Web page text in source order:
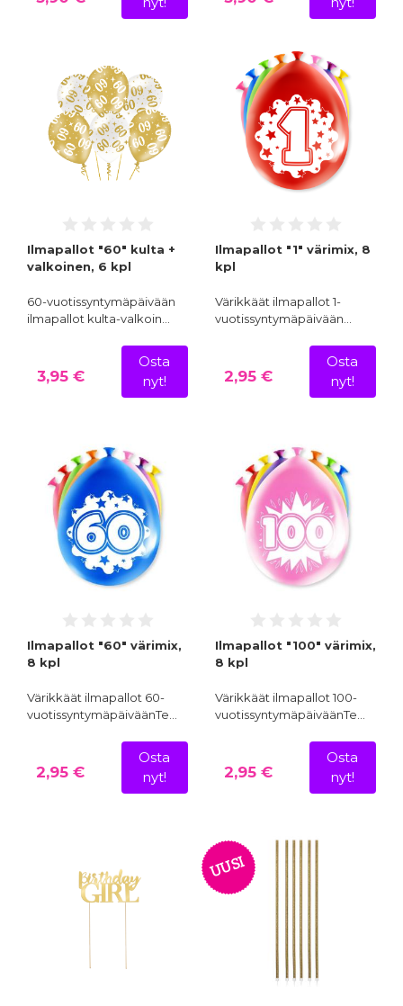
Ilmapallot "60" kulta +
valkoinen, 6 kpl
60-vuotissyntymäpäivään
ilmapallot kulta-valkoin…
3,95 €
Osta
nyt!
Ilmapallot "1" värimix, 8
kpl
Värikkäät ilmapallot 1-
vuotissyntymäpäivään…
2,95 €
Osta
nyt!
Ilmapallot "60" värimix,
8 kpl
Värikkäät ilmapallot 60-
vuotissyntymäpäiväänTe…
2,95 €
Osta
nyt!
Ilmapallot "100" värimix,
8 kpl
Värikkäät ilmapallot 100-
vuotissyntymäpäiväänTe…
2,95 €
Osta
nyt!
UUSI